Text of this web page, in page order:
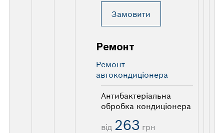
Замовити
Ремонт
Ремонт
автокондиціонера
Антибактеріальна
обробка кондиціонера
від 263 грн